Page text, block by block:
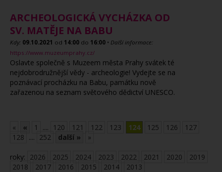
ARCHEOLOGICKÁ VYCHÁZKA OD
SV. MATĚJE NA BABU
Kdy: 09.10.2021 od 14:00 do 16:00 • Další informace:
https://www.muzeumprahy.cz/
Oslavte společně s Muzeem města Prahy svátek té
nejdobrodružnější vědy - archeologie! Vydejte se na
poznávací procházku na Babu, památku nově
zařazenou na seznam světového dědictví UNESCO.
« « 1 .... 120 121 122 123 124 125 126
127
128 .... 252 další » »
roky: 2026 2025 2024 2023 2022 2021 2020
2019
2018
2017 2016 2015 2014 2013